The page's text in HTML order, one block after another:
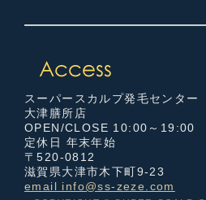
スーパースカルプ発毛センター
大津膳所店
OPEN/CLOSE 10:00～19:00
定休日 年末年始
〒520-0812
滋賀県大津市木下町9-23
email info@ss-zeze.com